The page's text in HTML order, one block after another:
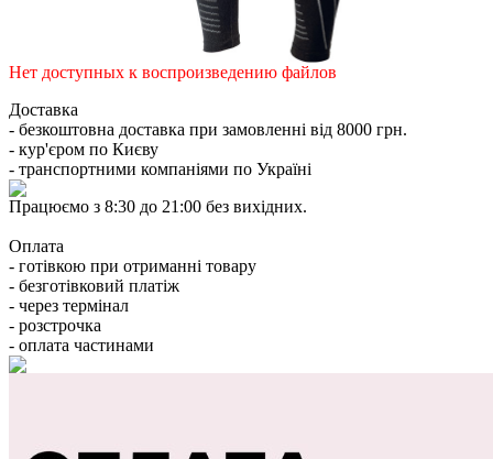
Нет доступных к воспроизведению файлов
Доставка
- безкоштовна доставка при замовленні від 8000 грн.
- кур'єром по Києву
- транспортними компаніями по Україні
Працюємо з 8:30 до 21:00 без вихідних.
Оплата
- готівкою при отриманні товару
- безготівковий платіж
- через термінал
- розстрочка
- оплата частинами